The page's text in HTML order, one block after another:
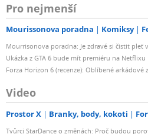
Pro nejmenší
Mourissonova poradna Komiksy
Mourrisonova poradna: Je zdravé si čistit pleť
Ukázka z GTA 6 bude mít premiéru na Netflixu
Forza Horizon 6 (recenze): Oblíbené
Video
Prostor X Branky, body, kokoti
Tvůrci StarDance o změnách: Proč budou